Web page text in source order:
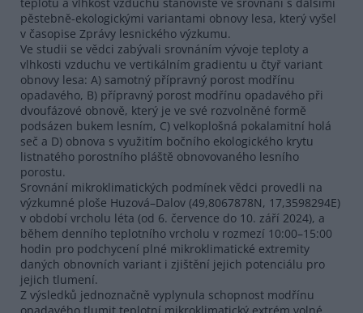
teplotu a vlhkost vzduchu stanoviště ve srovnání s dalšími
pěstebně-ekologickými variantami obnovy lesa, který vyšel
v časopise Zprávy lesnického výzkumu.
Ve studii se vědci zabývali srovnáním vývoje teploty a
vlhkosti vzduchu ve vertikálním gradientu u čtyř variant
obnovy lesa: A) samotný přípravný porost modřínu
opadavého, B) přípravný porost modřínu opadavého při
dvoufázové obnově, který je ve své rozvolněné formě
podsázen bukem lesním, C) velkoplošná pokalamitní holá
seč a D) obnova s využitím bočního ekologického krytu
listnatého porostního pláště obnovovaného lesního
porostu.
Srovnání mikroklimatických podmínek vědci provedli na
výzkumné ploše Huzová–Dalov (49,8067878N, 17,3598294E)
v období vrcholu léta (od 6. července do 10. září 2024), a
během denního teplotního vrcholu v rozmezí 10:00–15:00
hodin pro podchycení plné mikroklimatické extremity
daných obnovních variant i zjištění jejich potenciálu pro
jejich tlumení.
Z výsledků jednoznačně vyplynula schopnost modřínu